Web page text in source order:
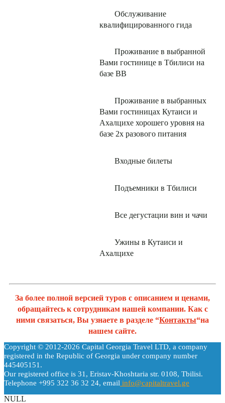
Обслуживание
квалифицированного гида
Проживание в выбранной
Вами гостинице в Тбилиси на
базе ВВ
Проживание в выбранных
Вами гостиницах Кутаиси и
Ахалцихе хорошего уровня на
базе 2х разового питания
Входные билеты
Подъемники в Тбилиси
Все дегустации вин и чачи
Ужины в Кутаиси и
Ахалцихе
За более полной версией туров с описанием и ценами,
обращайтесь к сотрудникам нашей компании. Как с
ними связаться, Вы узнаете в разделе “Контакты“на
нашем сайте.
Copyright © 2012-2026 Capital Georgia Travel LTD, a company
registered in the Republic of Georgia under company number
445405151.
Our registered office is 31, Eristav-Khoshtaria str. 0108, Tbilisi.
Telephone +995 322 36 32 24, email info@capitaltravel.ge
NULL